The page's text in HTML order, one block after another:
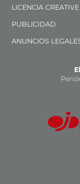
LICENCIA
PUBLICIDAD
ANUNCIOS